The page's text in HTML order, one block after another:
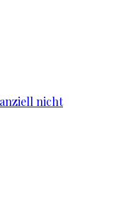
nicht